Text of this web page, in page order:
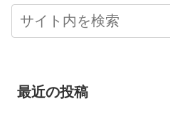
最近の投稿